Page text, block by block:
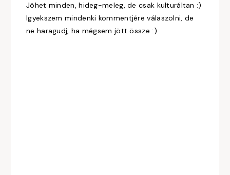
Jöhet minden, hideg-meleg, de csak kulturáltan :)
Igyekszem mindenki kommentjére válaszolni, de
ne haragudj, ha mégsem jött össze :)